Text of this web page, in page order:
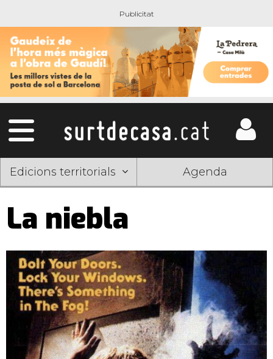
Edicions territorials Agenda
La niebla